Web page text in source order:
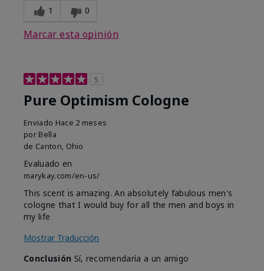
1 0
Marcar esta opinión
5
Pure Optimism Cologne
Enviado Hace 2 meses
por Bella
de Canton, Ohio
Evaluado en
marykay.com/en-us/
This scent is amazing. An absolutely fabulous men's
cologne that I would buy for all the men and boys in
my life
Mostrar Traducción
Conclusión Sí, recomendaría a un amigo